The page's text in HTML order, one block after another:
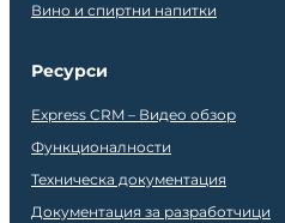
Вино и спиртни напитки
Ресурси
Express CRM – Видео обзор
Функционалности
Техническа документация
Документация за разработчици